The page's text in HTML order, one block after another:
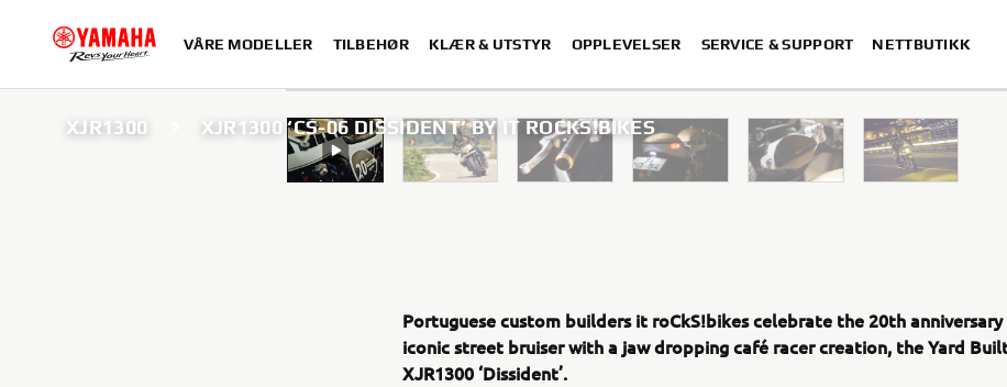
VÅRE MODELLER TILBEHØR KLÆR & UTSTYR OPPLEVELSER SERVICE & SUPPORT NETTBUTIKK
XJR1300 XJR1300 ‘CS-06 DISSIDENT’ BY IT ROCKS!BIKES
Portuguese custom builders it roCkS!bikes celebrate the 20th
iconic street bruiser with a jaw dropping café racer creation, the Yard
XJR1300 ‘Dissident’.